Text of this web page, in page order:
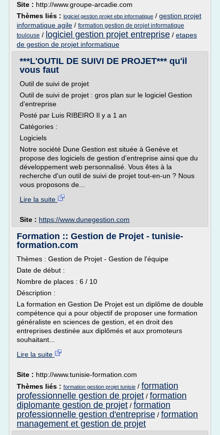
Site : http://www.groupe-arcadie.com
Thèmes liés : logiciel gestion projet ebp informatique / gestion projet
informatique agile / formation gestion de projet informatique
toulouse / logiciel gestion projet entreprise / etapes
de gestion de projet informatique
***L'OUTIL DE SUIVI DE PROJET*** qu'il
vous faut
Outil de suivi de projet
Outil de suivi de projet : gros plan sur le logiciel Gestion
d'entreprise
Posté par Luis RIBEIRO Il y a 1 an
Catégories :
Logiciels
Notre société Dune Gestion est située à Genève et
propose des logiciels de gestion d'entreprise ainsi que du
développement web personnalisé. Vous êtes à la
recherche d'un outil de suivi de projet tout-en-un ? Nous
vous proposons de...
Lire la suite
Site : https://www.dunegestion.com
Formation :: Gestion de Projet - tunisie-
formation.com
Thèmes : Gestion de Projet - Gestion de l'équipe
Date de début :
Nombre de places : 6 / 10
Déscription :
La formation en Gestion De Projet est un diplôme de double
compétence qui a pour objectif de proposer une formation
généraliste en sciences de gestion, et en droit des
entreprises destinée aux diplômés et aux promoteurs
souhaitant...
Lire la suite
Site : http://www.tunisie-formation.com
Thèmes liés : formation gestion projet tunisie / formation
professionnelle gestion de projet / formation
diplomante gestion de projet / formation
professionnelle gestion d'entreprise / formation
management et gestion de projet